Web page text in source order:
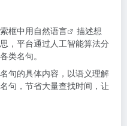
框中用自然语言
描述想
，平台通过人工智能算法分
类名句。
句的具体内容，以语义理解
句，节省大量查找时间，让